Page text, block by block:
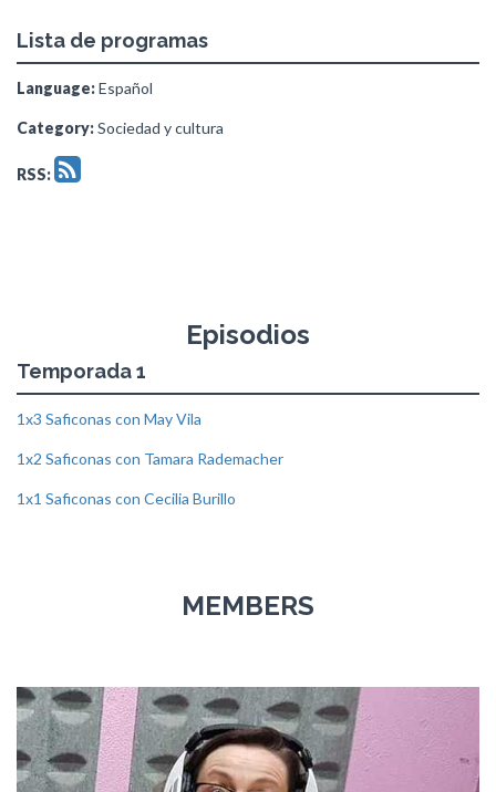
Lista de programas
Language:Español
Category:Sociedad y cultura
RSS:
Episodios
Temporada 1
1x3 Saficonas con May Vila
1x2 Saficonas con Tamara Rademacher
1x1 Saficonas con Cecilia Burillo
MEMBERS